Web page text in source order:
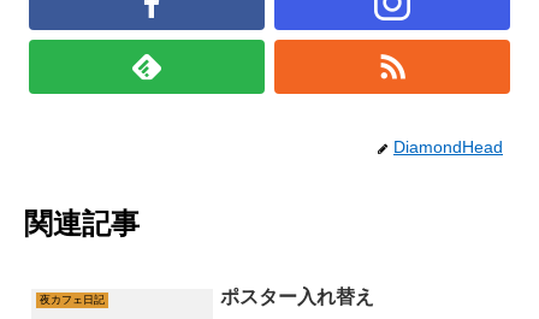
DiamondHead
関連記事
夜カフェ日記 ポスター入れ替え